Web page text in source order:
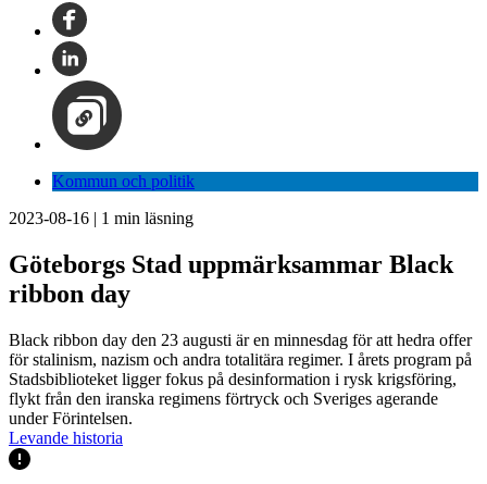
Kommun och politik
2023-08-16 | 1 min läsning
Göteborgs Stad uppmärksammar Black
ribbon day
Black ribbon day den 23 augusti är en minnesdag för att hedra offer
för stalinism, nazism och andra totalitära regimer. I årets program på
Stadsbiblioteket ligger fokus på desinformation i rysk krigsföring,
flykt från den iranska regimens förtryck och Sveriges agerande
under Förintelsen.
Levande historia